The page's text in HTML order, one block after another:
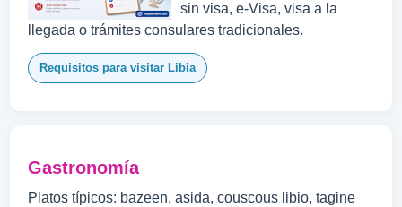
sin visa, e-Visa, visa a la
llegada o trámites consulares tradicionales.
Requisitos para visitar Libia
Gastronomía
Platos típicos: bazeen, asida, couscous libio, tagine